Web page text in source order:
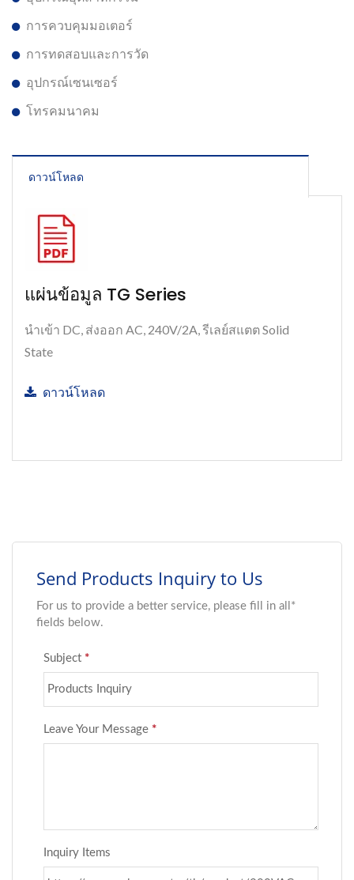
การควบคุมมอเตอร์
การทดสอบและการวัด
อุปกรณ์เซนเซอร์
โทรคมนาคม
ดาวน์โหลด
แผ่นข้อมูล TG Series
นำเข้า DC, ส่งออก AC, 240V/2A, รีเลย์สแตต Solid
State
ดาวน์โหลด